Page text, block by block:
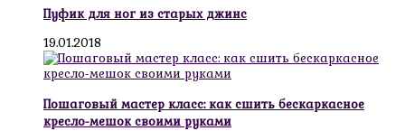
Пуфик для ног из старых джинс
19.01.2018
Пошаговый мастер класс: как сшить бескаркасное
кресло-мешок своими руками